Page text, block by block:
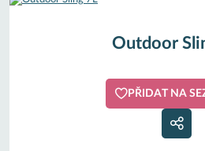
Outdoor
PŘIDAT NA